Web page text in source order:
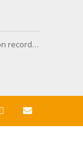
record…